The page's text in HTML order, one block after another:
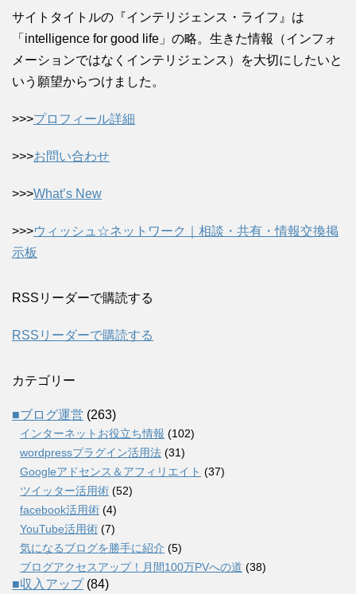
サイトタイトルの『インテリジェンス・ライフ』は
「intelligence for good life」の略。生きた情報（インフォ
メーションではなくインテリジェンス）を大切にしたいと
いう願望からつけました。
>>>プロフィール詳細
>>>お問い合わせ
>>>What’s New
>>>ウィッシュ☆ネットワーク｜相談・共有・情報交換掲
示板
RSSリーダーで購読する
RSSリーダーで購読する
カテゴリー
■ブログ運営 (263)
インターネットお役立ち情報 (102)
wordpressプラグイン活用法 (31)
Googleアドセンス＆アフィリエイト (37)
ツイッター活用術 (52)
facebook活用術 (4)
YouTube活用術 (7)
気になるブログを勝手に紹介 (5)
ブログアクセスアップ！月間100万PVへの道 (38)
■収入アップ(84)